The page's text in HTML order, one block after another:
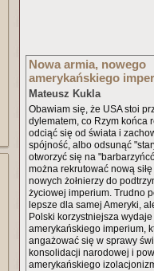
Nowa armia, nowego
amerykańskiego
Mateusz Kukla
Obawiam się, że USA stoi
dylematem, co Rzym końca
odciąć się od świata i
spójność, albo odsunąć
otworzyć się na
można rekrutować nową
nowych żołnierzy do
życiowej imperium. Trudno
lepsze dla samej Ameryki,
Polski korzystniejsza
amerykańskiego imperium,
angażować się w sprawy
konsolidacji narodowej i
amerykańskiego